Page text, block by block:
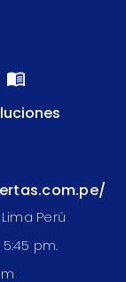
Perú
pm.